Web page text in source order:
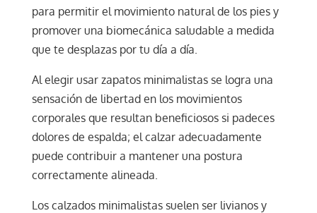
para permitir el movimiento natural de los pies y
promover una biomecánica saludable a medida
que te desplazas por tu día a día.
Al elegir usar zapatos minimalistas se logra una
sensación de libertad en los movimientos
corporales que resultan beneficiosos si padeces
dolores de espalda; el calzar adecuadamente
puede contribuir a mantener una postura
correctamente alineada.
Los calzados minimalistas suelen ser livianos y